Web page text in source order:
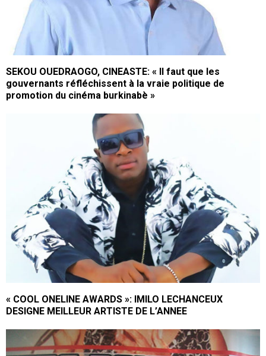
SEKOU OUEDRAOGO, CINEASTE: « Il faut que les
gouvernants réfléchissent à la vraie politique de
promotion du cinéma burkinabè »
« COOL ONELINE AWARDS »: IMILO LECHANCEUX
DESIGNE MEILLEUR ARTISTE DE L’ANNEE